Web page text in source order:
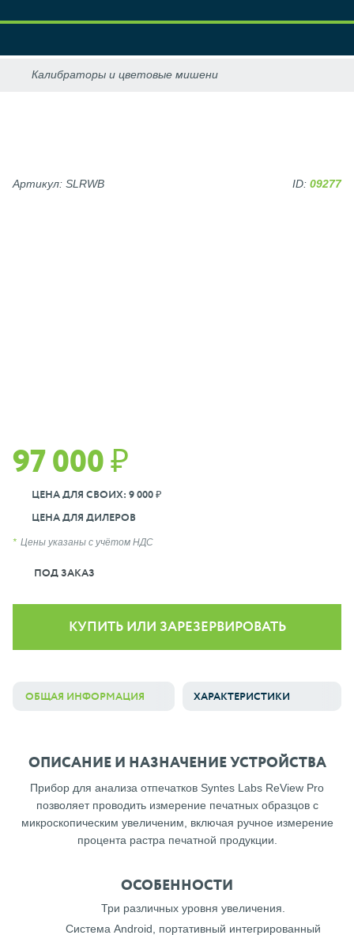
97 000 ₽
ЦЕНА ДЛЯ СВОИХ: 9 000 ₽
ЦЕНА ДЛЯ ДИЛЕРОВ
Цены указаны с учётом НДС
ПОД ЗАКАЗ
Артикул: SLRWB ID: 09277
КУПИТЬ ИЛИ ЗАРЕЗЕРВИРОВАТЬ
ОБЩАЯ ИНФОРМАЦИЯ ХАРАКТЕРИСТИКИ
ОПИСАНИЕ И НАЗНАЧЕНИЕ УСТРОЙСТВА
Прибор для анализа отпечатков Syntes Labs ReView Pro
позволяет проводить измерение печатных образцов с
микроскопическим увеличеним, включая ручное измерение
процента растра печатной продукции.
ОСОБЕННОСТИ
Три различных уровня увеличения.
Система Android, портативный интегрированный